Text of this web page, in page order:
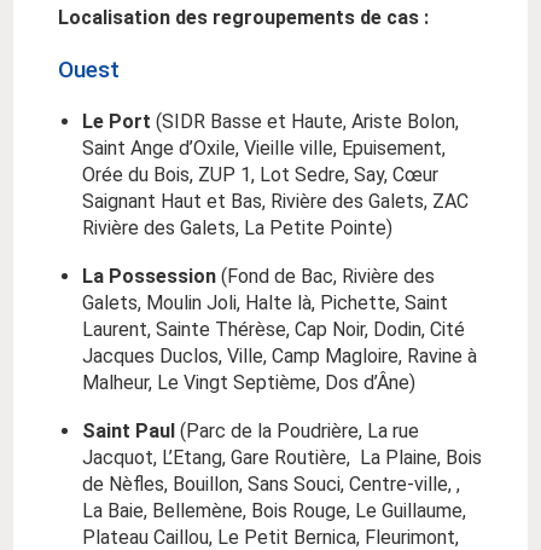
Localisation des regroupements de cas :
Ouest
Le Port (SIDR Basse et Haute, Ariste Bolon,
Saint Ange d’Oxile, Vieille ville, Epuisement,
Orée du Bois, ZUP 1, Lot Sedre, Say, Cœur
Saignant Haut et Bas, Rivière des Galets, ZAC
Rivière des Galets, La Petite Pointe)
La Possession (Fond de Bac, Rivière des
Galets, Moulin Joli, Halte là, Pichette, Saint
Laurent, Sainte Thérèse, Cap Noir, Dodin, Cité
Jacques Duclos, Ville, Camp Magloire, Ravine à
Malheur, Le Vingt Septième, Dos d’Âne)
Saint Paul (Parc de la Poudrière, La rue
Jacquot, L’Etang, Gare Routière, La Plaine, Bois
de Nèfles, Bouillon, Sans Souci, Centre-ville, ,
La Baie, Bellemène, Bois Rouge, Le Guillaume,
Plateau Caillou, Le Petit Bernica, Fleurimont,